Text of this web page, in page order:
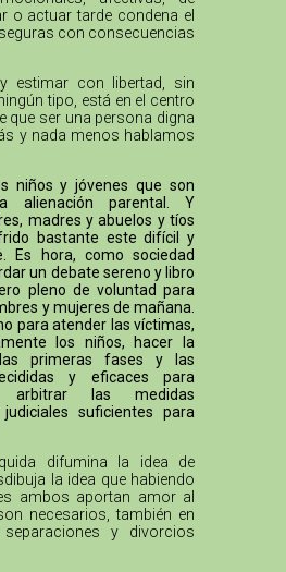
o actuar tarde condena el
con consecuencias
estimar con libertad, sin
tipo, está en el centro
que ser una persona digna
y nada menos hablamos
niños y jóvenes que son
alienación parental. Y
madres y abuelos y tíos
bastante este difícil y
Es hora, como sociedad
un debate sereno y libro
pleno de voluntad para
y mujeres de mañana.
para atender las víctimas,
los niños, hacer la
primeras fases y las
y eficaces para
arbitrar las medidas
suficientes para
difumina la idea de
la idea que habiendo
ambos aportan amor al
necesarios, también en
y divorcios